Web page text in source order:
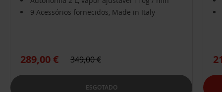
9 Acessórios fornecidos, Made in Italy
289,00 € 349,00 €
ESGOTADO